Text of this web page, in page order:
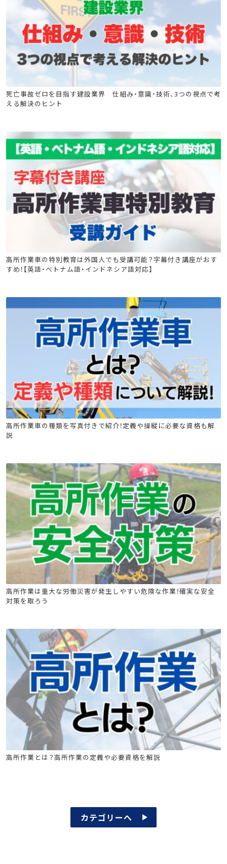
フォークリフト 玉掛け特別教育 玉掛け安全教育
クレーン ローラー特別教育 小型車両特別教育
足場特別教育 高所作業車 フルハーネス
死亡事故ゼロを目指す建設業界 仕組み・意識・技術、3つの視点で考
える解決のヒント
高所作業車
高所作業車の特別教育は外国人でも受講可能？字幕付き講座がおす
すめ！【英語・べトナム語・インドネシア語対応】
高所作業車
高所作業車の種類を写真付きで紹介！定義や操縦に必要な資格も解
説
足場特別教育 高所作業車 フルハーネス
高所作業は重大な労働災害が発生しやすい危険な作業！確実な安全
対策を取ろう
足場特別教育 高所作業車 フルハーネス
高所作業とは？高所作業の定義や必要資格を解説
カテゴリーへ